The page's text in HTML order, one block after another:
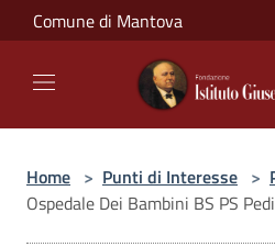
Salta al contenuto principale
Comune di Mantova
Home > Punti di Interesse >
Ospedale Dei Bambini BS PS